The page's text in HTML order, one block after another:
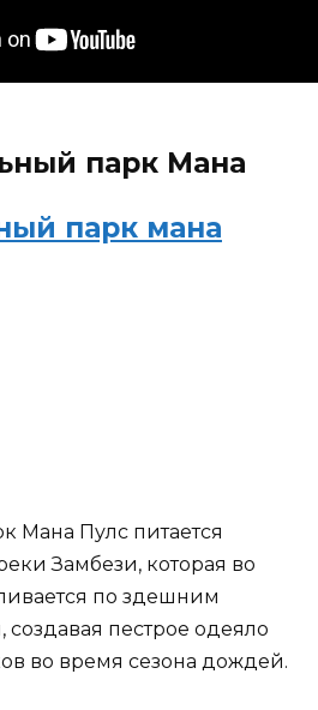
парк Мана
Мана Пулс питается
Замбези, которая во
по здешним
пестрое одеяло
во время сезона дождей.